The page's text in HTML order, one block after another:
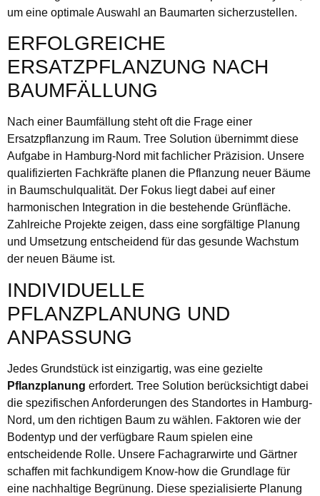
um eine optimale Auswahl an Baumarten sicherzustellen.
ERFOLGREICHE
ERSATZPFLANZUNG NACH
BAUMFÄLLUNG
Nach einer Baumfällung steht oft die Frage einer
Ersatzpflanzung im Raum. Tree Solution übernimmt diese
Aufgabe in Hamburg-Nord mit fachlicher Präzision. Unsere
qualifizierten Fachkräfte planen die Pflanzung neuer Bäume
in Baumschulqualität. Der Fokus liegt dabei auf einer
harmonischen Integration in die bestehende Grünfläche.
Zahlreiche Projekte zeigen, dass eine sorgfältige Planung
und Umsetzung entscheidend für das gesunde Wachstum
der neuen Bäume ist.
INDIVIDUELLE
PFLANZPLANUNG UND
ANPASSUNG
Jedes Grundstück ist einzigartig, was eine gezielte
Pflanzplanung erfordert. Tree Solution berücksichtigt dabei
die spezifischen Anforderungen des Standortes in Hamburg-
Nord, um den richtigen Baum zu wählen. Faktoren wie der
Bodentyp und der verfügbare Raum spielen eine
entscheidende Rolle. Unsere Fachagrarwirte und Gärtner
schaffen mit fachkundigem Know-how die Grundlage für
eine nachhaltige Begrünung. Diese spezialisierte Planung